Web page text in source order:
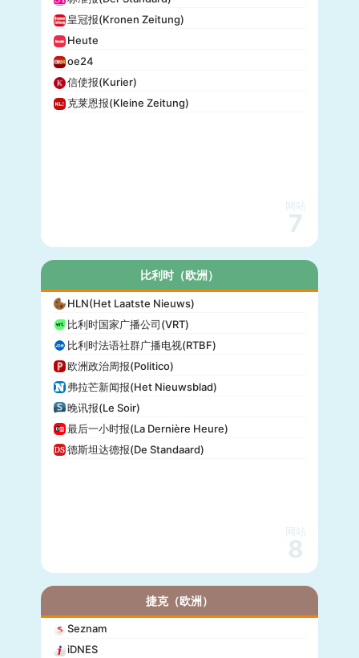
皇冠报(Kronen Zeitung)
Heute
oe24
信使报(Kurier)
克莱恩报(Kleine Zeitung)
网站
7
比利时（欧洲）
HLN(Het Laatste Nieuws)
比利时国家广播公司(VRT)
比利时法语社群广播电视(RTBF)
欧洲政治周报(Politico)
弗拉芒新闻报(Het Nieuwsblad)
晚讯报(Le Soir)
最后一小时报(La Dernière Heure)
德斯坦达德报(De Standaard)
网站
8
捷克（欧洲）
Seznam
iDNES